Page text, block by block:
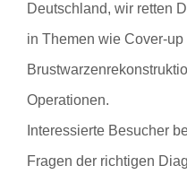
Deutschland, wir retten
in Themen wie Cover-
Operationen.
Interessierte Besucher
Fragen der richtigen